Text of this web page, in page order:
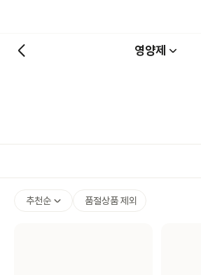
영양제
추천순 품절상품 제외